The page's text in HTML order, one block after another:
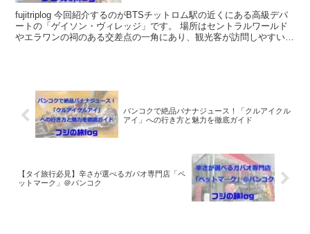
fujitriplog 今回紹介するのがBTSチットロム駅の近くにある高級デパ
ートの「ゲイソン・ヴィレッジ」です。 場所はセントラルワールド
やエラワンの祠のある交差点の一角にあり、観光客が訪問しやすい場
バンコクで絶品バナナジュース！「クルアイクル
アイ」への行き方と魅力を徹底ガイド
【タイ旅行必見】辛さが選べるガパオ専門店「ペ
ットマーク」＠バンコク